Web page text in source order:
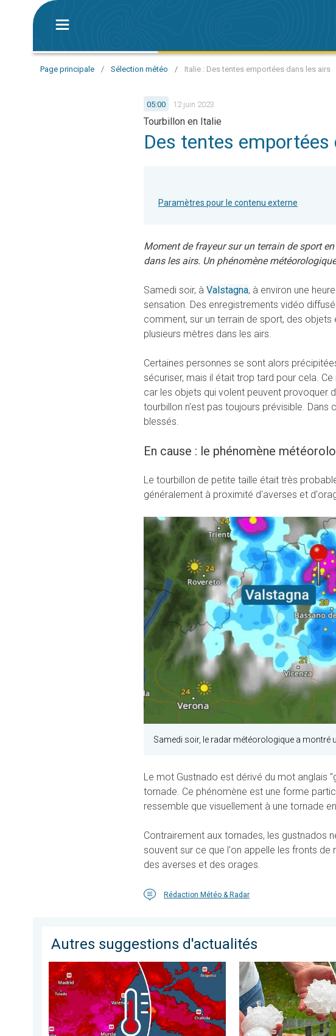
Page principale / Sélection météo / Italie : Des tentes emportées dans les airs
05:00 12 juin 2023
Tourbillon en Italie
Des tentes emportées
Paramètres pour le contenu externe
Moment de frayeur sur un terrain de sport
dans les airs. Un phénomène
Samedi soir, à Valstagna, à environ une
sensation. Des enregistrements vidéo
comment, sur un terrain de sport, des
plusieurs mètres dans les airs.
Certaines personnes se sont alors
sécuriser, mais il était trop tard pour cela.
car les objets qui volent peuvent provoquer
tourbillon n'est pas toujours prévisible. Dans
blessés.
En cause : le phénomène
Le tourbillon de petite taille était très
généralement à proximité d'averses et
Samedi soir, le radar météorologique a montré
Le mot Gustnado est dérivé du mot anglais
tornade. Ce phénomène est une forme
ressemble que visuellement à une tornade
Contrairement aux tornades, les gustnados
souvent sur ce que l'on appelle les fronts de
des averses et des orages.
Rédaction Météo & Radar
Autres suggestions d'actualités
Nouveau pic de chaleur dans le sud. Jusqu'à 45°C en Espagne. . .
Graves dégâts